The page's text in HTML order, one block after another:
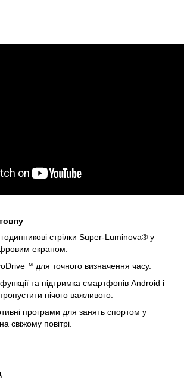
стрілки Super-Luminova® у
екраном.
для точного визначення часу.
функції та підтримка смартфонів Android і
нічого важливого.
програми для занять спортом у
свіжому повітрі.